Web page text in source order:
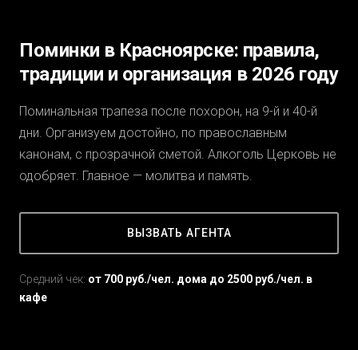
Поминки в Красноярске: правила,
традиции и организация в 2026 году
Поминальная трапеза после похорон, на 9-й и 40-й
дни. Организуем достойно, по православным
канонам, с прозрачной сметой. Алкоголь Церковь не
одобряет. Главное — молитва и память.
ВЫЗВАТЬ АГЕНТА
Средний чек: от 700 руб./чел. дома до 2500 руб./чел. в
кафе